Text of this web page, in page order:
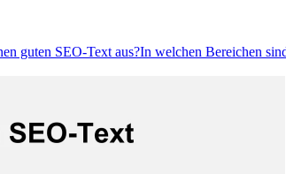
guten SEO-Text aus?In welchen Bereichen